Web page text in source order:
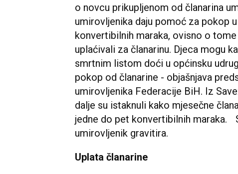
o novcu prikupljenom od članarina
umirovljenika daju pomoć za pokop
konvertibilnih maraka, ovisno o
uplaćivali za članarinu. Djeca mogu
smrtnim listom doći u općinsku
pokop od članarine - objašnjava
umirovljenika Federacije BiH. Iz
dalje su istaknuli kako mjesečne
jedne do pet konvertibilnih maraka.
umirovljenik gravitira.
Uplata članarine